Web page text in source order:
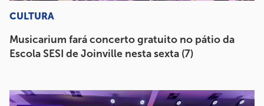
CULTURA
Musicarium fará concerto gratuito no pátio da
Escola SESI de Joinville nesta sexta (7)